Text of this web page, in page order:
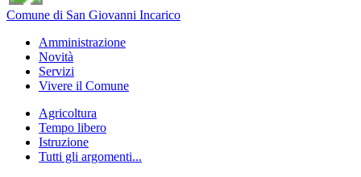
Comune di San Giovanni Incarico
Amministrazione
Novità
Servizi
Vivere il Comune
Agricoltura
Tempo libero
Istruzione
Tutti gli argomenti...